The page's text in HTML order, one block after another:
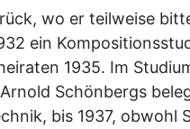
wo er teilweise
ein
1935. Im
Schönbergs
bis 1937,